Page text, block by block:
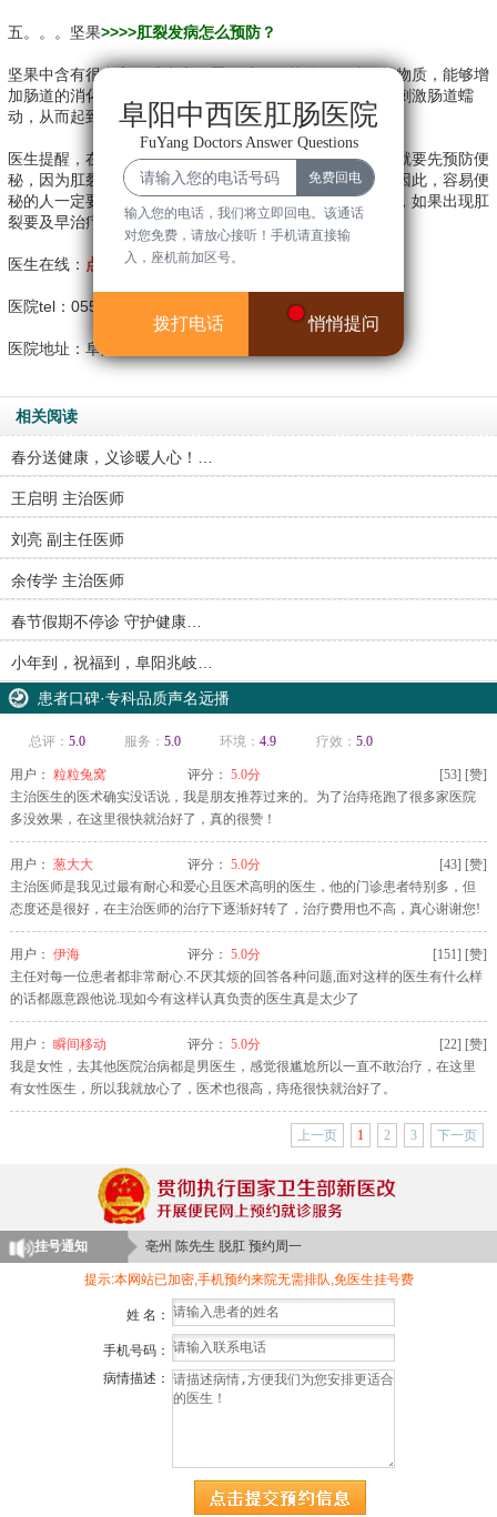
五。。。坚果>>>>肛裂发病怎么预防？
坚果中含有很丰富的维生素、蛋白质、氨基酸、亚油酸等物质，能够增
加肠道的消化能力，促进胃部健康，连同植物纤维素一起刺激肠道蠕
动，从而起到润肠通便、预防便秘的作用。
医生提醒，在干燥的冬季，要注意预防肛裂，而防肛裂，就要先预防便
秘，因为肛裂会让你不敢用力，这样便会导致便秘加重，因此，容易便
秘的人一定要注意预防，多吃苹果、西红柿、坚果等食物，如果出现肛
裂要及早治疗。
医生在线： 点击咨询
医院tel：0558-2589120
医院地址：阜阳经济技术开发区新阳大道12号。
相关阅读
春分送健康，义诊暖人心！…
王启明 主治医师
刘亮 副主任医师
余传学 主治医师
春节假期不停诊 守护健康…
小年到，祝福到，阜阳兆岐…
患者口碑·专科品质声名远播
总评：5.0 服务：5.0 环境：4.9 疗效： 5.0
用户： 粒粒兔窝 评分： 5.0分 [53] [赞]
主治医生的医术确实没话说，我是朋友推荐过来的。为了治痔疮跑了很多家医院
多没效果，在这里很快就治好了，真的很赞！
用户： 葱大大 评分： 5.0分 [43] [赞]
主治医师是我见过最有耐心和爱心且医术高明的医生，他的门诊患者特别多，但
态度还是很好，在主治医师的治疗下逐渐好转了，治疗费用也不高，真心谢谢您!
用户： 伊海 评分： 5.0分 [151] [赞]
主任对每一位患者都非常耐心.不厌其烦的回答各种问题,面对这样的医生有什么样
的话都愿意跟他说.现如今有这样认真负责的医生真是太少了
用户： 瞬间移动 评分： 5.0分 [22] [赞]
我是女性，去其他医院治病都是男医生，感觉很尴尬所以一直不敢治疗，在这里
有女性医生，所以我就放心了，医术也很高，痔疮很快就治好了。
上一页 1 2 3 下一页
挂号通知
颍上 李女士 肛周脓肿 预约周三
临泉 晨先生 肛瘘 预约周一
临泉 刘先生 肛裂 预约周日
阜阳 苏女士 大便出血 预约周一
阜阳 吴女士 痔疮 预约周六
亳州 陈先生 脱肛 预约周一
界首 许女士 便秘 预约周四
颍上 郑先生 肛周脓肿 预约周二
阜南 林女士 肛瘘 预约周日
阜南 陈先生 痔疮 预约周一
提示:本网站已加密,手机预约来院无需排队,免医生挂号费
姓 名：
手机号码：
病情描述：
阜阳中西医肛肠医院
FuYang Doctors Answer Questions
输入您的电话，我们将立即回电。该通话
对您免费，请放心接听！手机请直接输
入，座机前加区号。
拨打电话 悄悄提问